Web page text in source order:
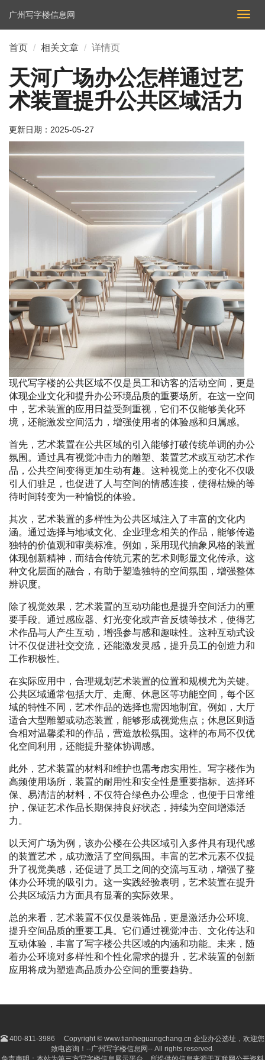
切
换
广州写字楼信息网
首页 相关文章 详情页
天河广场办公怎样通过艺
术装置提升公共区域活力
更新日期： 2025-05-27
现代写字楼的公共区域不仅是员工和访客的活动空间，更是
体现企业文化和提升办公环境品质的重要场所。在这一空间
中，艺术装置的应用日益受到重视，它们不仅能够美化环
境，还能激发空间活力，增强使用者的体验感和归属感。
首先，艺术装置在公共区域的引入能够打破传统单调的办公
氛围。通过具有视觉冲击力的雕塑、装置艺术或互动艺术作
品，公共空间变得更加生动有趣。这种视觉上的变化不仅吸
引人们驻足，也促进了人与空间的情感连接，使得枯燥的等
待时间转变为一种愉悦的体验。
其次，艺术装置的多样性为公共区域注入了丰富的文化内
涵。通过选择与地域文化、企业理念相关的作品，能够传递
独特的价值观和审美标准。例如，采用现代抽象风格的装置
体现创新精神，而结合传统元素的艺术则彰显文化传承。这
种文化层面的融合，有助于塑造独特的空间氛围，增强整体
辨识度。
除了视觉效果，艺术装置的互动功能也是提升空间活力的重
要手段。通过感应器、灯光变化或声音反馈等技术，使得艺
术作品与人产生互动，增强参与感和趣味性。这种互动式设
计不仅促进社交交流，还能激发灵感，提升员工的创造力和
工作积极性。
在实际应用中，合理规划艺术装置的位置和规模尤为关键。
公共区域通常包括大厅、走廊、休息区等功能空间，每个区
域的特性不同，艺术作品的选择也需因地制宜。例如，大厅
适合大型雕塑或动态装置，能够形成视觉焦点；休息区则适
合相对温馨柔和的作品，营造放松氛围。这样的布局不仅优
化空间利用，还能提升整体协调感。
此外，艺术装置的材料和维护也需考虑实用性。写字楼作为
高频使用场所，装置的耐用性和安全性是重要指标。选择环
保、易清洁的材料，不仅符合绿色办公理念，也便于日常维
护，保证艺术作品长期保持良好状态，持续为空间增添活
力。
以天河广场为例，该办公楼在公共区域引入多件具有现代感
的装置艺术，成功激活了空间氛围。丰富的艺术元素不仅提
升了视觉美感，还促进了员工之间的交流与互动，增强了整
体办公环境的吸引力。这一实践经验表明，艺术装置在提升
公共区域活力方面具有显著的实际效果。
总的来看，艺术装置不仅仅是装饰品，更是激活办公环境、
提升空间品质的重要工具。它们通过视觉冲击、文化传达和
互动体验，丰富了写字楼公共区域的内涵和功能。未来，随
着办公环境对多样性和个性化需求的提升，艺术装置的创新
应用将成为塑造高品质办公空间的重要趋势。
400-811-3986
Copyright © www.tianheguangchang.cn 企业办公选址，欢迎您
致电咨询！--广州写字楼信息网-- All rights reserved.